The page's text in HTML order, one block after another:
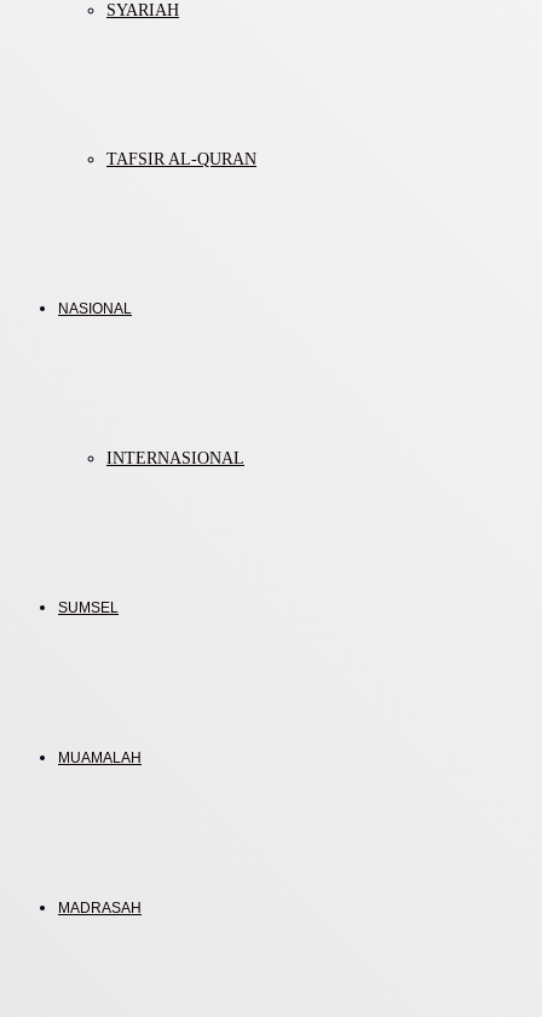
SYARIAH
TAFSIR AL-QURAN
NASIONAL
INTERNASIONAL
SUMSEL
MUAMALAH
MADRASAH